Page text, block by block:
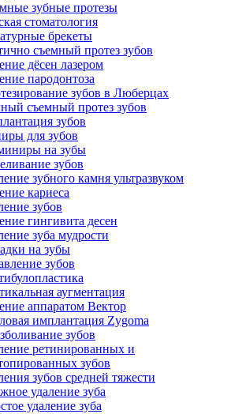
зубные протезы
стоматология
брекеты
съемный протез зубов
дёсен лазером
пародонтоза
зубов в Люберцах
съемный протез зубов
зубов
для зубов
на зубы
зубов
зубного камня ультразвуком
кариеса
зубов
гингивита десен
зуба мудрости
на зубы
зубов
аугментация
аппаратом Вектор
имплантация Zygoma
зубов
ретинированных и
зубов
зубов средней тяжести
удаление зуба
удаление зуба